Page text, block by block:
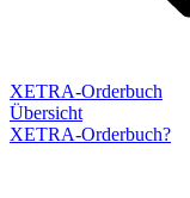
XETRA-Orderbuch
Übersicht
XETRA-Orderbuch?